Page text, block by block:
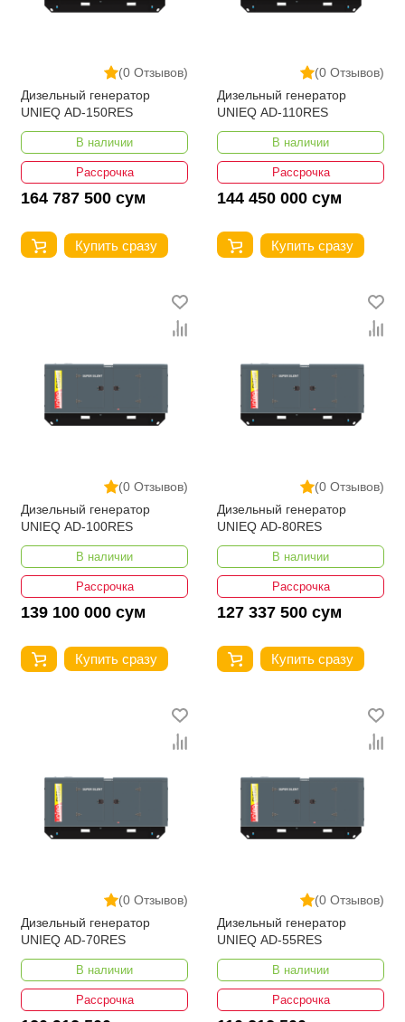
(0 Отзывов)
Дизельный генератор
UNIEQ AD-150RES
В наличии
Рассрочка
164 787 500 сум
Купить сразу
(0 Отзывов)
Дизельный генератор
UNIEQ AD-110RES
В наличии
Рассрочка
144 450 000 сум
Купить сразу
(0 Отзывов)
Дизельный генератор
UNIEQ AD-100RES
В наличии
Рассрочка
139 100 000 сум
Купить сразу
(0 Отзывов)
Дизельный генератор
UNIEQ AD-80RES
В наличии
Рассрочка
127 337 500 сум
Купить сразу
(0 Отзывов)
Дизельный генератор
UNIEQ AD-70RES
В наличии
Рассрочка
(0 Отзывов)
Дизельный генератор
UNIEQ AD-55RES
В наличии
Рассрочка